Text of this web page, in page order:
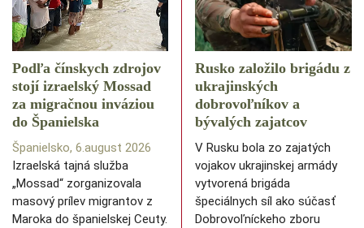
Podľa čínskych zdrojov
stojí izraelský Mossad
za migračnou inváziou
do Španielska
Španielsko, 6.august 2026
Izraelská tajná služba
„Mossad“ zorganizovala
masový prílev migrantov z
Maroka do španielskej Ceuty.
Rusko založilo brigádu z
ukrajinských
dobrovoľníkov a
bývalých zajatcov
V Rusku bola zo zajatých
vojakov ukrajinskej armády
vytvorená brigáda
špeciálnych síl ako súčasť
Dobrovoľníckeho zboru